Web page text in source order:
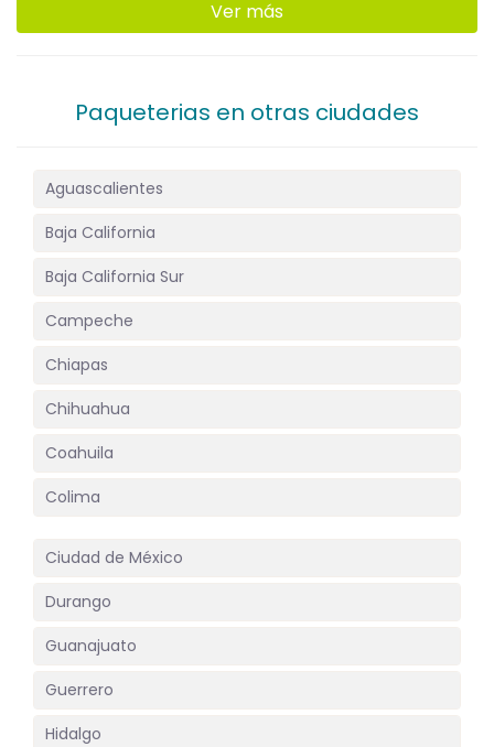
Ver más
Paqueterias en otras ciudades
Aguascalientes
Baja California
Baja California Sur
Campeche
Chiapas
Chihuahua
Coahuila
Colima
Ciudad de México
Durango
Guanajuato
Guerrero
Hidalgo